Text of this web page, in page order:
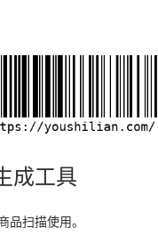
成工具
品扫描使用。